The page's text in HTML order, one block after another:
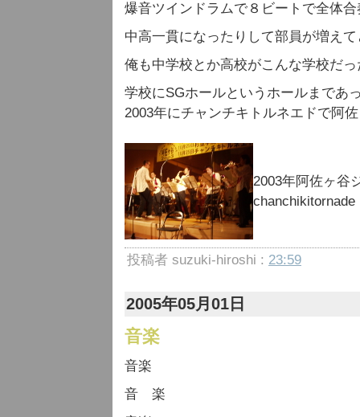
爆音ツインドラムで８ビートで全体
中高一貫になったりして部員が増え
俺も中学校とか高校がこんな学校だ
学校にSGホールというホールまであ
2003年にチャンチキトルネエドで阿
2003年阿佐ヶ
chanchikitornade
投稿者 suzuki-hiroshi : 23:59
2005年05月01日
音楽
音楽
音 楽